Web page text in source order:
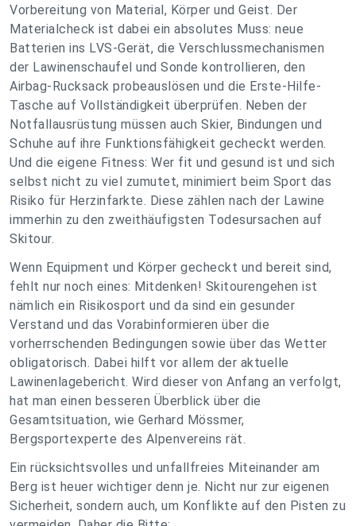
Vorbereitung von Material, Körper und Geist. Der
Materialcheck ist dabei ein absolutes Muss: neue
Batterien ins LVS-Gerät, die Verschlussmechanismen
der Lawinenschaufel und Sonde kontrollieren, den
Airbag-Rucksack probeauslösen und die Erste-Hilfe-
Tasche auf Vollständigkeit überprüfen. Neben der
Notfallausrüstung müssen auch Skier, Bindungen und
Schuhe auf ihre Funktionsfähigkeit gecheckt werden.
Und die eigene Fitness: Wer fit und gesund ist und sich
selbst nicht zu viel zumutet, minimiert beim Sport das
Risiko für Herzinfarkte. Diese zählen nach der Lawine
immerhin zu den zweithäufigsten Todesursachen auf
Skitour.
Wenn Equipment und Körper gecheckt und bereit sind,
fehlt nur noch eines: Mitdenken! Skitourengehen ist
nämlich ein Risikosport und da sind ein gesunder
Verstand und das Vorabinformieren über die
vorherrschenden Bedingungen sowie über das Wetter
obligatorisch. Dabei hilft vor allem der aktuelle
Lawinenlagebericht. Wird dieser von Anfang an verfolgt,
hat man einen besseren Überblick über die
Gesamtsituation, wie Gerhard Mössmer,
Bergsportexperte des Alpenvereins rät.
Ein rücksichtsvolles und unfallfreies Miteinander am
Berg ist heuer wichtiger denn je. Nicht nur zur eigenen
Sicherheit, sondern auch, um Konflikte auf den Pisten zu